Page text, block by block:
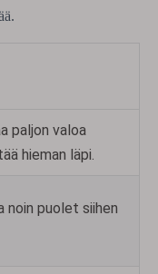
paljon valoa
hieman läpi.
noin puolet siihen